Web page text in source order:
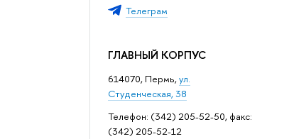
Телеграм
ГЛАВНЫЙ КОРПУС
614070, Пермь,ул.
Студенческая, 38
Телефон: (342) 205-52-50, факс:
(342) 205-52-12